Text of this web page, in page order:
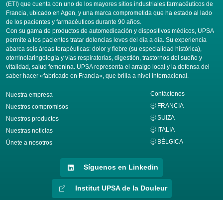
(ETI) que cuenta con uno de los mayores sitios industriales farmacéuticos de
Francia, ubicado en Agen, y una marca comprometida que ha estado al lado
de los pacientes y farmacéuticos durante 90 años.
Con su gama de productos de automedicación y dispositivos médicos, UPSA
permite a los pacientes tratar dolencias leves del día a día. Su experiencia
abarca seis áreas terapéuticas: dolor y fiebre (su especialidad histórica),
otorrinolaringología y vías respiratorias, digestión, trastornos del sueño y
vitalidad, salud femenina. UPSA representa el arraigo local y la defensa del
saber hacer «fabricado en Francia», que brilla a nivel internacional.
Nuestra empresa
Nuestros compromisos
Nuestros productos
Nuestras noticias
Únete a nosotros
Contáctenos
FRANCIA
SUIZA
ITALIA
BÉLGICA
Síguenos en Linkedin
Institut UPSA de la Douleur